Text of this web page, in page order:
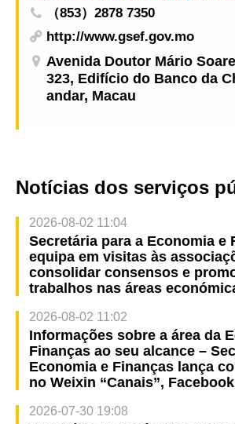
（853）2878 7350
http://www.gsef.gov.mo
Avenida Doutor Mário
323, Edifício do Banco da
andar, Macau
Notícias dos serviços
2026-08-02 11:04
Secretária para a Economia e
equipa em visitas às
consolidar consensos e
trabalhos nas áreas
2026-08-02 11:02
Informações sobre a área da
Finanças ao seu alcance –
Economia e Finanças lança
no Weixin “Canais”,
2026-07-30 19:08